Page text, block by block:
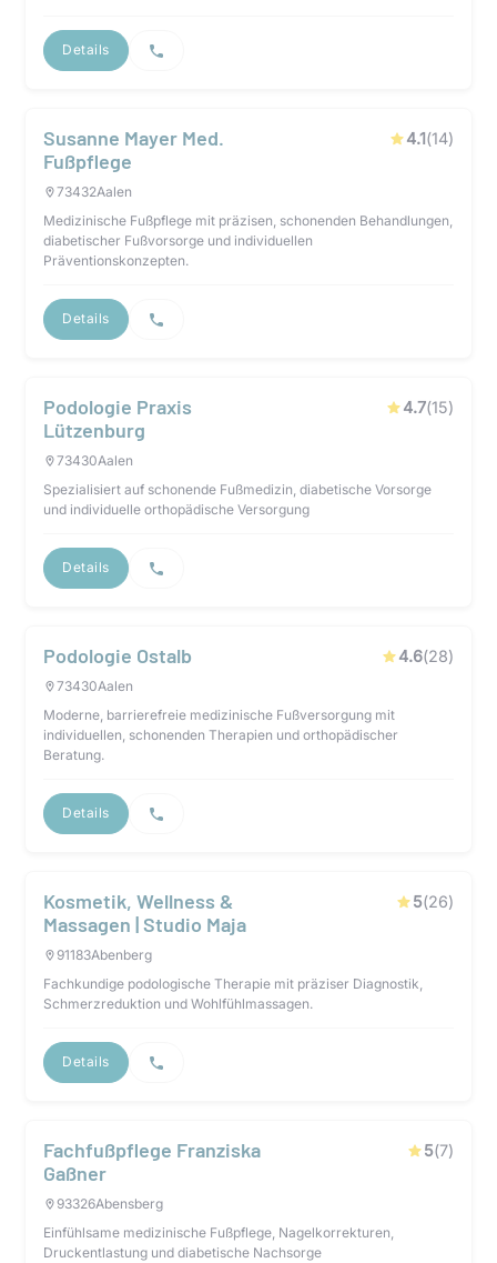
Details
Susanne Mayer Med.
Fußpflege
4.1(14)
73432Aalen
Medizinische Fußpflege mit präzisen, schonenden Behandlungen,
diabetischer Fußvorsorge und individuellen
Präventionskonzepten.
Details
Podologie Praxis
Lützenburg
4.7(15)
73430Aalen
Spezialisiert auf schonende Fußmedizin, diabetische Vorsorge
und individuelle orthopädische Versorgung
Details
Podologie Ostalb 4.6(28)
73430Aalen
Moderne, barrierefreie medizinische Fußversorgung mit
individuellen, schonenden Therapien und orthopädischer
Beratung.
Details
Kosmetik, Wellness &
Massagen | Studio Maja
5(26)
91183Abenberg
Fachkundige podologische Therapie mit präziser Diagnostik,
Schmerzreduktion und Wohlfühlmassagen.
Details
Fachfußpflege Franziska
Gaßner
5(7)
93326Abensberg
Einfühlsame medizinische Fußpflege, Nagelkorrekturen,
Druckentlastung und diabetische Nachsorge